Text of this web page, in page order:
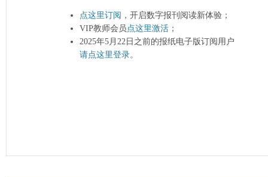
点这里订阅 ，开启数字报刊阅读新体验；
VIP教师会员点这里激活 ；
2025年5月22日之前的报纸电子版订阅用户
请点这里登录。